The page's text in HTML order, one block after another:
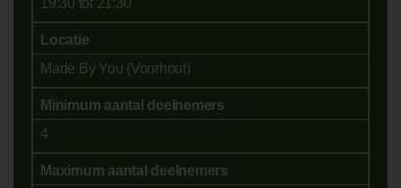
19:30 tot 21:30
Locatie
Made By You (Voorhout)
Minimum aantal deelnemers
4
Maximum aantal deelnemers